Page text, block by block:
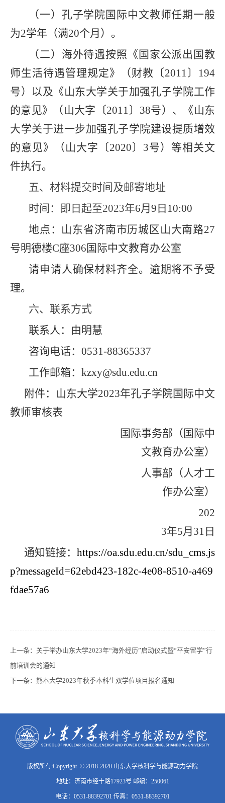
（一）孔子学院国际中文教师任期一般
为2学年（满20个月）。
（二）海外待遇按照 《国家公派出国教
师生活待遇管理规定》
（财教〔2011〕 194
号）以及 《山东大学关于加强孔子学院工作
的意见》
（山大字〔2011〕 38号）、《山东
大学关于进一步加强孔子学院建设提质增效
的意见》（山大字〔2020〕 3号）等相关文
件执行。
五、材料提交时间及邮寄地址
时间：即日起至2023年6月 9 日 10:00
地点：山东省济南市历城区山大南路27
号明德楼C座306国际中文教育办公室
请申请人确保材料齐全。逾期将不予受
理。
六、联系方式
联系人：由明慧
咨询电话： 0531-88365337
工作邮箱： kzxy@sdu.edu.cn
附件：山东大学2023年孔子学院国际中文
教师审核表
国际事务部（国际中
文教育办公室）
人事部（人才工
作办公室）
202
3年5月 31 日
通知链接： https://oa.sdu.edu.cn/sdu_cms.js
p?messageId=62ebd423-182c-4e08-8510-a469
fdae57a6
上一条： 关于举办山东大学2023年“海外经历”启动仪式暨“平安留学”行
前培训会的通知
下一条： 熊本大学2023年秋季本科生双学位项目报名通知
版权所有:Copyright © 2018-2020 山东大学核科学与能源动力学院
地址：济南市经十路17923号 邮编：250061
电话：0531-88392701 传真：0531-88392701